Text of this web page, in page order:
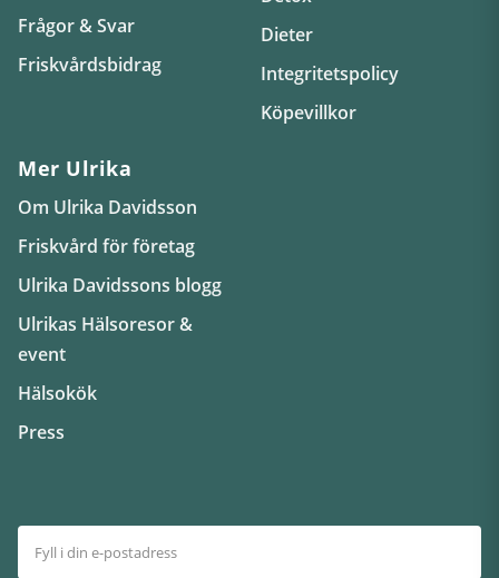
Frågor & Svar
Friskvårdsbidrag
Dieter
Integritetspolicy
Köpevillkor
Mer Ulrika
Om Ulrika Davidsson
Friskvård för företag
Ulrika Davidssons blogg
Ulrikas Hälsoresor &
event
Hälsokök
Press